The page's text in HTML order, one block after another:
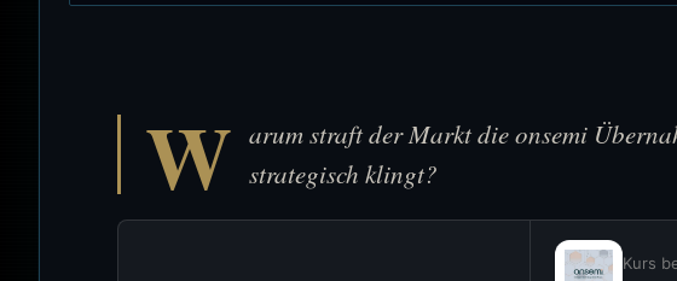
W arum straft der Markt die onsemi
strategisch klingt?
Kurs